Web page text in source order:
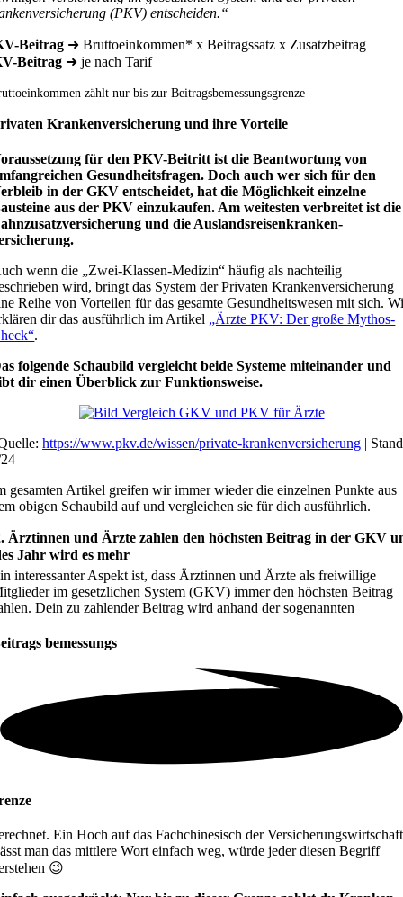
(PKV) entscheiden.“
Beitrag ➜ Bruttoeinkommen* x Beitragssatz x Zusatzbeitrag
Beitrag ➜ je nach Tarif
zählt nur bis zur Beitragsbemessungsgrenze
Krankenversicherung und ihre Vorteile
für den PKV-Beitritt ist die Beantwortung von
Gesundheitsfragen. Doch auch wer sich für den
in der GKV entscheidet, hat die Möglichkeit einzelne
aus der PKV einzukaufen. Am weitesten verbreitet ist die
und die Auslands­reisen­kranken­
wenn die „Zwei-Klassen-Medizin“ häufig als nachteilig
wird, bringt das System der Privaten Krankenversicherung
Reihe von Vorteilen für das gesamte Gesundheitswesen mit sich.
dir das ausführlich im Artikel „Ärzte PKV: Der große Mythos-
.
folgende Schaubild vergleicht beide Systeme miteinander und
dir einen Überblick zur Funktionsweise.
https://www.pkv.de/wissen/private-krankenversicherung | Stand
gesamten Artikel greifen wir immer wieder die einzelnen Punkte aus
obigen Schaubild auf und vergleichen sie für dich ausführlich.
Ärztinnen und Ärzte zahlen den höchsten Beitrag in der GKV
Jahr wird es mehr
interessanter Aspekt ist, dass Ärztinnen und Ärzte als freiwillige
im gesetzlichen System (GKV) immer den höchsten Beitrag
Dein zu zahlender Beitrag wird anhand der sogenannten
bemessungs
Ein Hoch auf das Fachchinesisch der
man das mittlere Wort einfach weg, würde jeder diesen Begriff
😉